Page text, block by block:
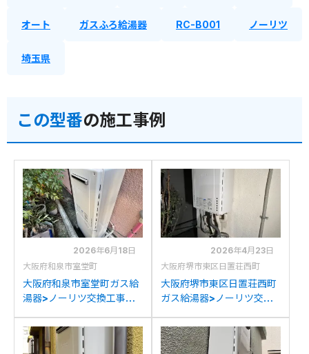
オート ガスふろ給湯器 RC-B001 ノーリツ
埼玉県
この型番の施工事例
2026年6月18日
大阪府和泉市室堂町
大阪府和泉市室堂町ガス給
湯器>ノーリツ交換工事施
からノーリツGT-
1670SAW BLへの交換
2026年4月23日
大阪府堺市東区日置荘西町
大阪府堺市東区日置荘西町
ガス給湯器>ノーリツ交換
GT-2028SAWXからノー
リツGT-1670SAW BLへの